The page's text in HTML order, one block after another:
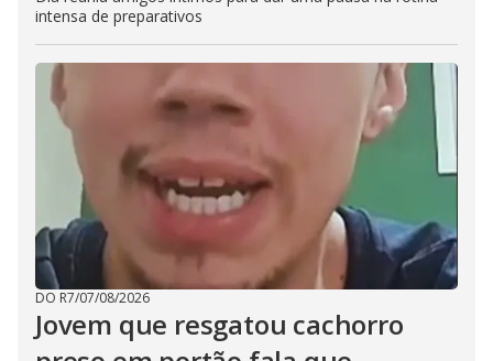
intensa de preparativos
DO R7/07/08/2026
Jovem que resgatou cachorro